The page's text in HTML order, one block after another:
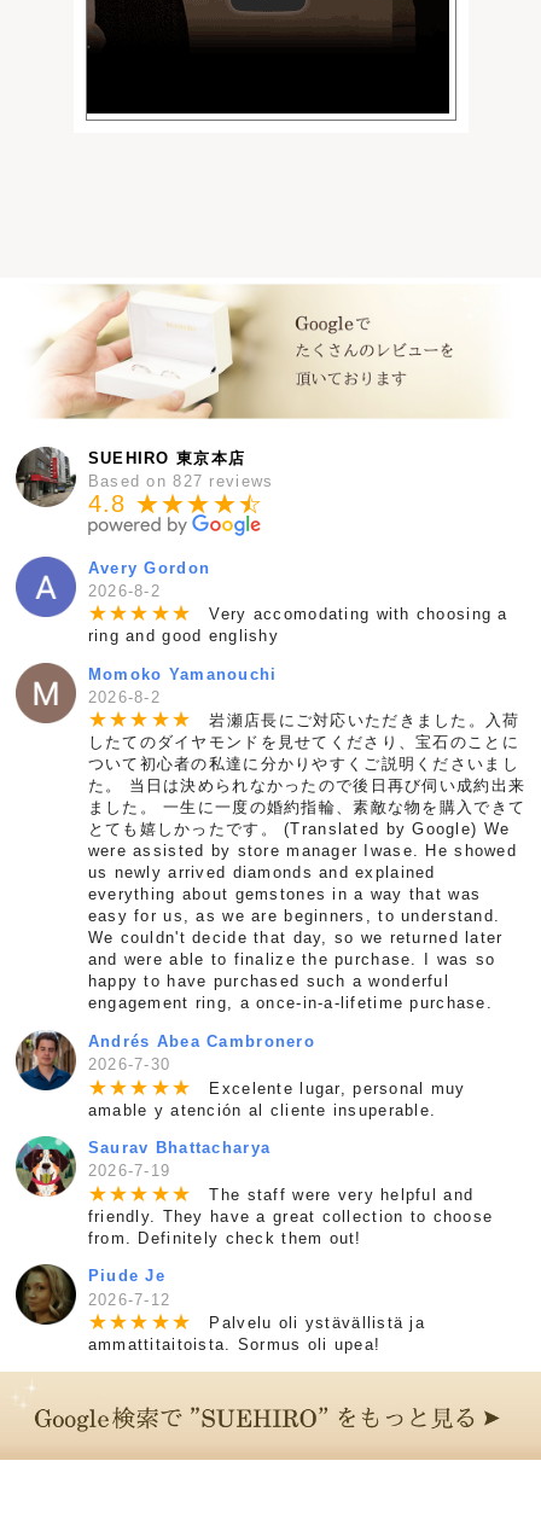
SUEHIRO 東京本店
Based on 827 reviews
4.8 ★★★★★
☆
Avery Gordon
2026-8-2
★★★ ★★
Very accomodating with choosing a
ring and good englishy
Momoko Yamanouchi
2026-8-2
★★★ ★★
岩瀬店長にご対応いただきました。入荷
したてのダイヤモンドを見せてくださり、宝石のことに
ついて初心者の私達に分かりやすくご説明くださいまし
た。 当日は決められなかったので後日再び伺い成約出来
ました。 一生に一度の婚約指輪、素敵な物を購入できて
とても嬉しかったです。 (Translated by Google) We
were assisted by store manager Iwase. He showed
us newly arrived diamonds and explained
everything about gemstones in a way that was
easy for us, as we are beginners, to understand.
We couldn't decide that day, so we returned later
and were able to finalize the purchase. I was so
happy to have purchased such a wonderful
engagement ring, a once-in-a-lifetime purchase.
Andrés Abea Cambronero
2026-7-30
★★★ ★★
Excelente lugar, personal muy
amable y atención al cliente insuperable.
Saurav Bhattacharya
2026-7-19
★★★ ★★
The staff were very helpful and
friendly. They have a great collection to choose
from. Definitely check them out!
Piude Je
2026-7-12
★★★ ★★
Palvelu oli ystävällistä ja
ammattitaitoista. Sormus oli upea!